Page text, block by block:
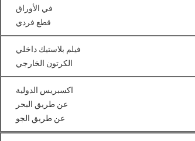
في الأوراق
قطع فردي
فيلم بلاستيك داخلي
الكرتون الخارجي
اكسبريس الدولية
عن طريق البحر
عن طريق الجو